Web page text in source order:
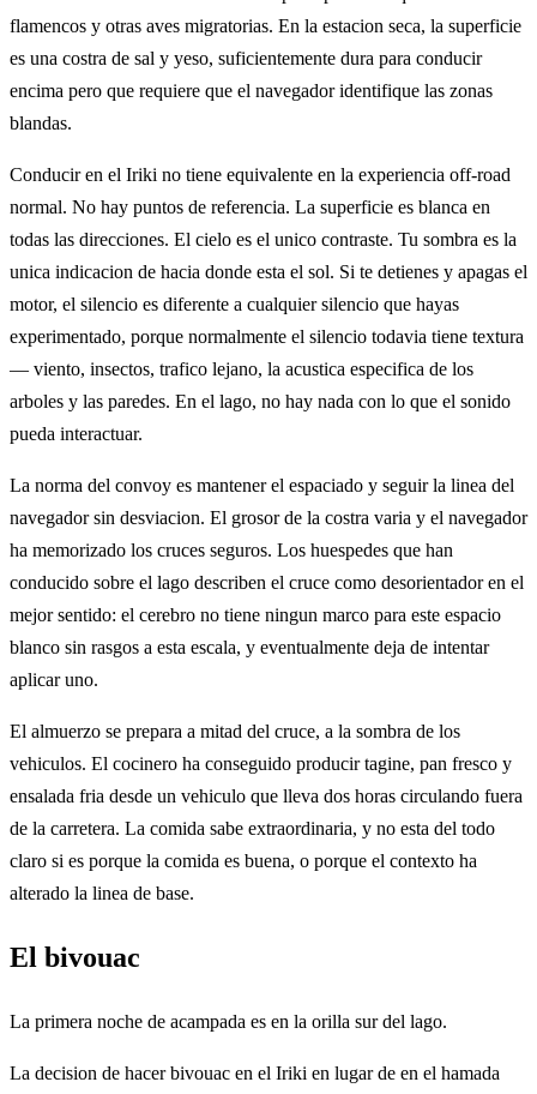
flamencos y otras aves migratorias. En la estacion seca, la superficie
es una costra de sal y yeso, suficientemente dura para conducir
encima pero que requiere que el navegador identifique las zonas
blandas.
Conducir en el Iriki no tiene equivalente en la experiencia off-road
normal. No hay puntos de referencia. La superficie es blanca en
todas las direcciones. El cielo es el unico contraste. Tu sombra es la
unica indicacion de hacia donde esta el sol. Si te detienes y apagas el
motor, el silencio es diferente a cualquier silencio que hayas
experimentado, porque normalmente el silencio todavia tiene textura
— viento, insectos, trafico lejano, la acustica especifica de los
arboles y las paredes. En el lago, no hay nada con lo que el sonido
pueda interactuar.
La norma del convoy es mantener el espaciado y seguir la linea del
navegador sin desviacion. El grosor de la costra varia y el navegador
ha memorizado los cruces seguros. Los huespedes que han
conducido sobre el lago describen el cruce como desorientador en el
mejor sentido: el cerebro no tiene ningun marco para este espacio
blanco sin rasgos a esta escala, y eventualmente deja de intentar
aplicar uno.
El almuerzo se prepara a mitad del cruce, a la sombra de los
vehiculos. El cocinero ha conseguido producir tagine, pan fresco y
ensalada fria desde un vehiculo que lleva dos horas circulando fuera
de la carretera. La comida sabe extraordinaria, y no esta del todo
claro si es porque la comida es buena, o porque el contexto ha
alterado la linea de base.
El bivouac
La primera noche de acampada es en la orilla sur del lago.
La decision de hacer bivouac en el Iriki en lugar de en el hamada